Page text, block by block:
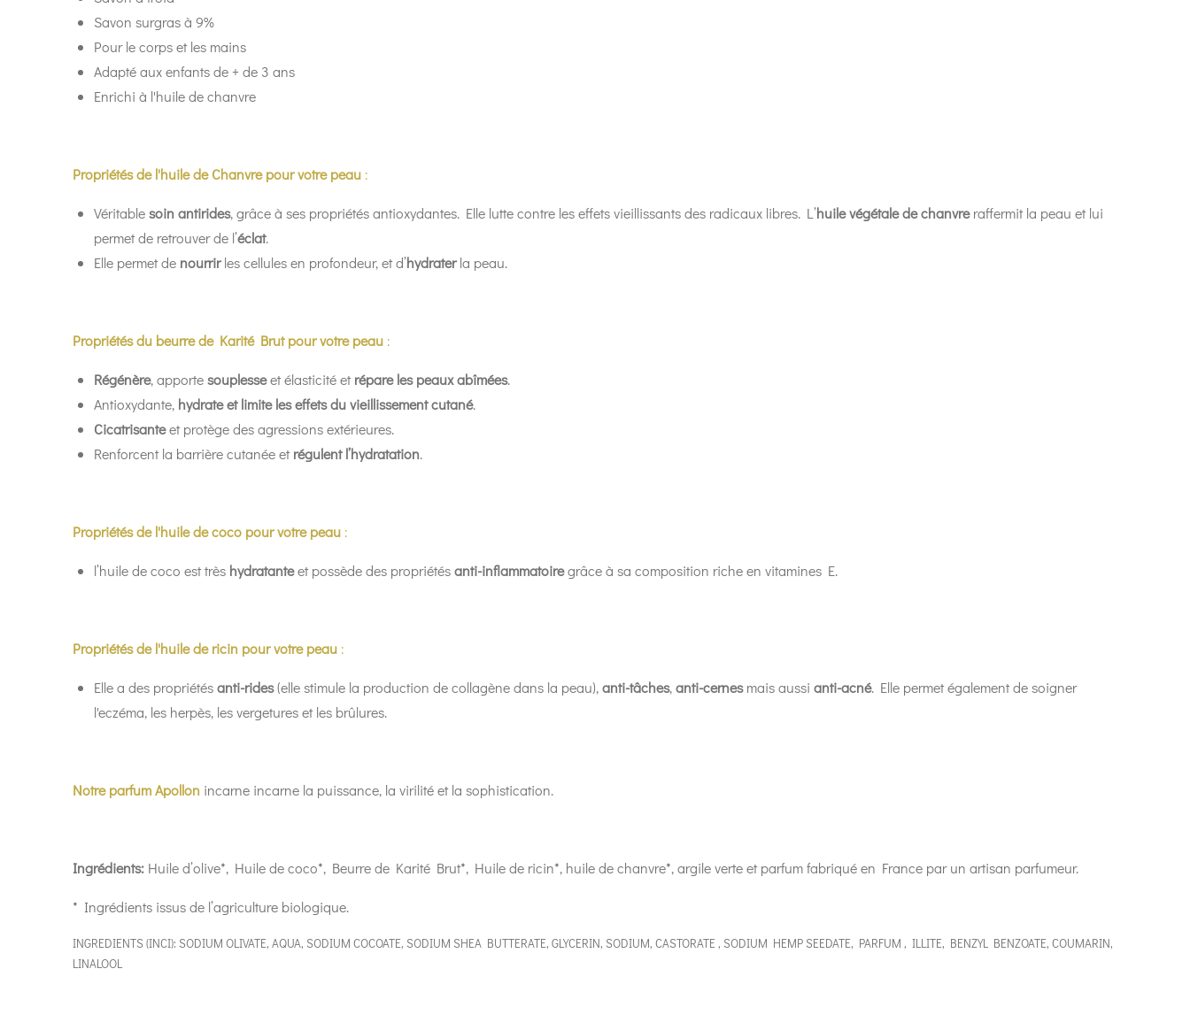
Savon surgras à 9%
Pour le corps et les mains
Adapté aux enfants de + de 3 ans
Enrichi à l'huile de chanvre
Propriétés de l'huile de Chanvre pour votre peau :
Véritablesoin antirides, grâce à ses propriétés antioxydantes. Elle lutte contre les effets vieillissants des radicaux libres. L’huile végétale de chanvreraffermit la peau et lui
permet de retrouver de l’éclat.
Elle permet de nourrirles cellules en profondeur, et d’hydraterla peau.
Propriétés du beurre de Karité Brut pour votre peau :
Régénère, apportesouplesseet élasticité et répare les peaux abîmées.
Antioxydante, hydrate et limite les effets du vieillissement cutané.
Cicatrisanteet protège des agressions extérieures.
Renforcent la barrière cutanée et régulent l’hydratation.
Propriétés de l'huile de coco pour votre peau :
l’huile de coco est très hydratanteet possède des propriétésanti-inflammatoiregrâce à sa composition riche en vitamines E.
Propriétés de l'huile de ricin pour votre peau :
Ellea des propriétésanti-rides(elle stimule la production de collagène dans la peau),anti-tâches,anti-cernesmais aussi anti-acné. Elle permet également de soigner
l'eczéma, les herpès, les vergetures et les brûlures.
Notre parfum Apollon incarne incarne la puissance, la virilité et la sophistication.
Ingrédients: Huile d’olive*, Huile de coco*, Beurre de Karité Brut*, Huile de ricin*, huile de chanvre*, argile verte et parfum fabriqué en France par un artisan parfumeur.
* Ingrédients issus de l’agriculture biologique.
INGREDIENTS (INCI): SODIUM OLIVATE, AQUA, SODIUM COCOATE, SODIUM SHEA BUTTERATE, GLYCERIN, SODIUM, CASTORATE , SODIUM HEMP SEEDATE, PARFUM , ILLITE, BENZYL BENZOATE, COUMARIN,
LINALOOL